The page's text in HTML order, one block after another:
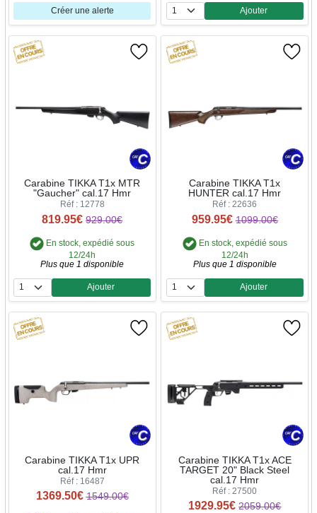
Créer une alerte
Quantité
Ajouter
Carabine TIKKA T1x MTR
"Gaucher" cal.17 Hmr
Réf : 12778
819.95€ 929.00€
En stock, expédié sous
12/24h
Plus que 1 disponible
Quantité
Ajouter
Carabine TIKKA T1x
HUNTER cal.17 Hmr
Réf : 22636
959.95€ 1099.00€
En stock, expédié sous
12/24h
Plus que 1 disponible
Quantité
Ajouter
Carabine TIKKA T1x UPR
cal.17 Hmr
Réf : 16487
1369.50€ 1549.00€
Carabine TIKKA T1x ACE
TARGET 20" Black Steel
cal.17 Hmr
Réf : 27500
1929.95€ 2059.00€